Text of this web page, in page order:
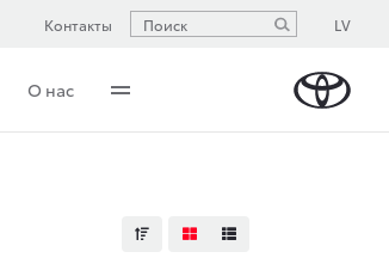
О нас
Контакты LV